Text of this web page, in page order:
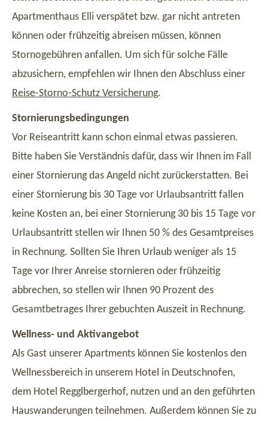
Apartmenthaus Elli verspätet bzw. gar nicht antreten
können oder frühzeitig abreisen müssen, können
Stornogebühren anfallen. Um sich für solche Fälle
abzusichern, empfehlen wir Ihnen den Abschluss einer
Reise-Storno-Schutz Versicherung.
Stornierungsbedingungen
Vor Reiseantritt kann schon einmal etwas passieren.
Bitte haben Sie Verständnis dafür, dass wir Ihnen im Fall
einer Stornierung das Angeld nicht zurückerstatten. Bei
einer Stornierung bis 30 Tage vor Urlaubsantritt fallen
keine Kosten an, bei einer Stornierung 30 bis 15 Tage vor
Urlaubsantritt stellen wir Ihnen 50 % des Gesamtpreises
in Rechnung. Sollten Sie Ihren Urlaub weniger als 15
Tage vor Ihrer Anreise stornieren oder frühzeitig
abbrechen, so stellen wir Ihnen 90 Prozent des
Gesamtbetrages Ihrer gebuchten Auszeit in Rechnung.
Wellness- und Aktivangebot
Als Gast unserer Apartments können Sie kostenlos den
Wellnessbereich in unserem Hotel in Deutschnofen,
dem Hotel Regglbergerhof, nutzen und an den geführten
Hauswanderungen teilnehmen. Außerdem können Sie zu